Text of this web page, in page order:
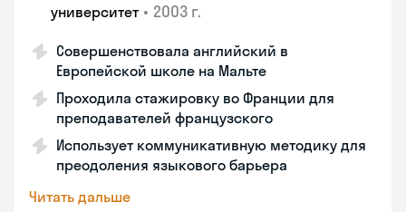
университет • 2003 г.
Совершенствовала английский в
Европейской школе на Мальте
Проходила стажировку во Франции для
преподавателей французского
Использует коммуникативную методику для
преодоления языкового барьера
Читать дальше